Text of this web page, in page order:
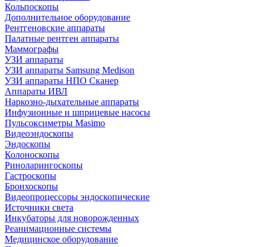
Кольпоскопы
Дополнительное оборудование
Рентгеновские аппараты
Палатные рентген аппараты
Маммографы
УЗИ аппараты
УЗИ аппараты Samsung Medison
УЗИ аппараты НПО Сканер
Аппараты ИВЛ
Наркозно-дыхательные аппараты
Инфузионные и шприцевые насосы
Пульсоксиметры Masimo
Видеоэндоскопы
Эндоскопы
Колоноскопы
Риноларингоскопы
Гастроскопы
Бронхоскопы
Видеопроцессоры эндоскопические
Источники света
Инкубаторы для новорожденных
Реанимационные системы
Медицинское оборудование